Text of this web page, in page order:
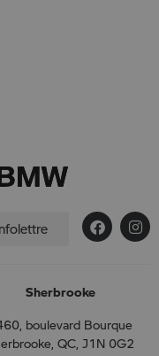
Sherbrooke
boulevard Bourque
QC, J1N 0G2